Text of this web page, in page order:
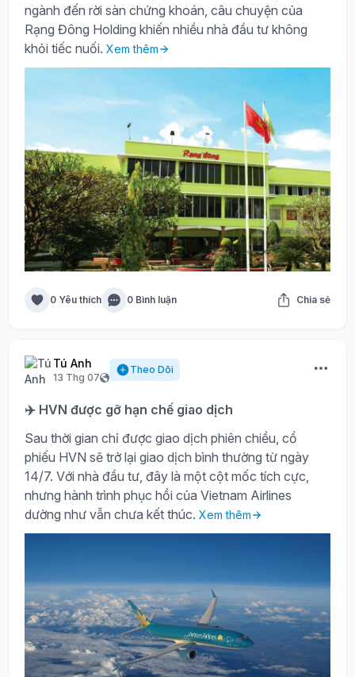
ngành đến rời sàn chứng khoán, câu chuyện của
Rạng Đông Holding khiến nhiều nhà đầu tư không
khỏi tiếc nuối. Xem thêm
0 Yêu thích 0 Bình luận Chia sẻ
Tú Anh
13 Thg 07
Theo Dõi
✈️ HVN được gỡ hạn chế giao dịch
Sau thời gian chỉ được giao dịch phiên chiều, cổ
phiếu HVN sẽ trở lại giao dịch bình thường từ ngày
14/7. Với nhà đầu tư, đây là một cột mốc tích cực,
nhưng hành trình phục hồi của Vietnam Airlines
dường như vẫn chưa kết thúc. Xem thêm